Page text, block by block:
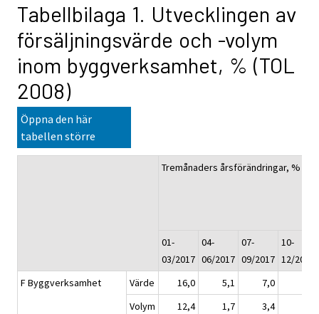
Tabellbilaga 1. Utvecklingen av
försäljningsvärde och -volym
inom byggverksamhet, % (TOL
2008)
Öppna den här
tabellen större
Tremånaders årsförändringar, %
01-
03/2017
04-
06/2017
07-
09/2017
10-
12/2017
F Byggverksamhet
Värde 16,0 5,1 7,0
Volym
12,4 1,7 3,4